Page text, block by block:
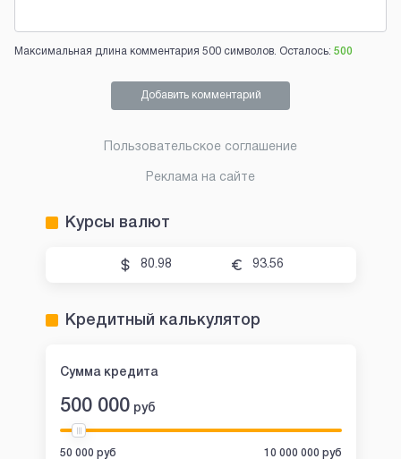
Максимальная длина комментария 500 символов. Осталось: 500
Добавить комментарий
Пользовательское соглашение
Реклама на сайте
Курсы валют
80.98 93.56
Кредитный калькулятор
Сумма кредита
500 000 руб
50 000 руб 10 000 000 руб